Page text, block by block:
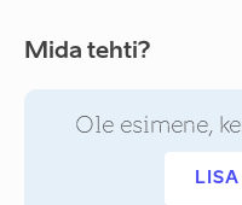
Mida tehti?
Ole esimene,